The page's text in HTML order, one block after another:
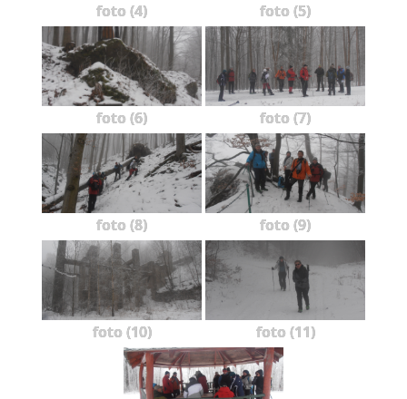
foto (4) foto (5)
foto (6) foto (7)
foto (8) foto (9)
foto (10) foto (11)